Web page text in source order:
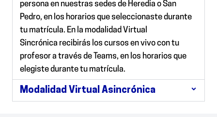
persona en nuestras sedes de Heredia o San
Pedro, en los horarios que seleccionaste durante
tu matrícula. En la modalidad Virtual
Sincrónica recibirás los cursos en vivo con tu
profesor a través de Teams, en los horarios que
elegiste durante tu matrícula.
Modalidad Virtual Asincrónica